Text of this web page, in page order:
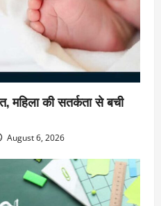
महिला की सतर्कता से बची
August 6, 2026